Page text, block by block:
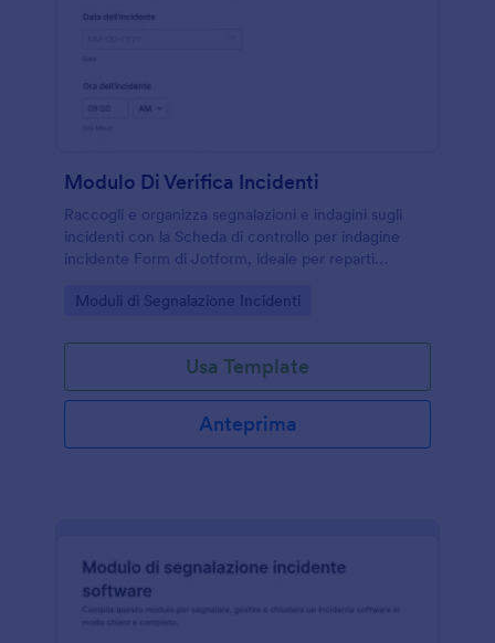
Modulo Di Verifica Incidenti
Raccogli e organizza segnalazioni e indagini sugli
incidenti con la Scheda di controllo per indagine
incidente Form di Jotform, ideale per reparti
documentare eventi e azioni correttive.
Go to Category:
Moduli di Segnalazione Incidenti
Usa Template
Anteprima